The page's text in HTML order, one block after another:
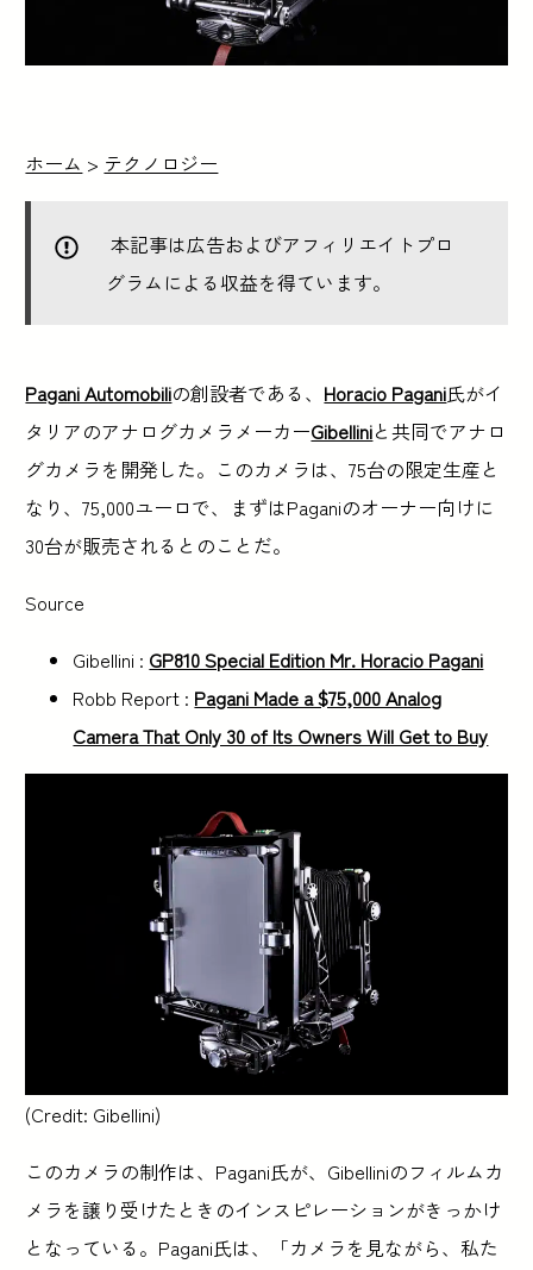
ホーム > テクノロジー
本記事は広告およびアフィリエイトプロ
グラムによる収益を得ています。
Pagani Automobiliの創設者である、 Horacio Pagani氏がイ
タリアのアナログカメラメーカーGibelliniと共同でアナロ
グカメラを開発した。このカメラは、75台の限定生産と
なり、75,000ユーロで、まずはPaganiのオーナー向けに
30台が販売されるとのことだ。
Source
Gibellini : GP810 Special Edition Mr. Horacio Pagani
Robb Report : Pagani Made a $75,000 Analog
Camera That Only 30 of Its Owners Will Get to Buy
(Credit: Gibellini)
このカメラの制作は、Pagani氏が、Gibelliniのフィルムカ
メラを譲り受けたときのインスピレーションがきっかけ
となっている。Pagani氏は、「カメラを見ながら、私た